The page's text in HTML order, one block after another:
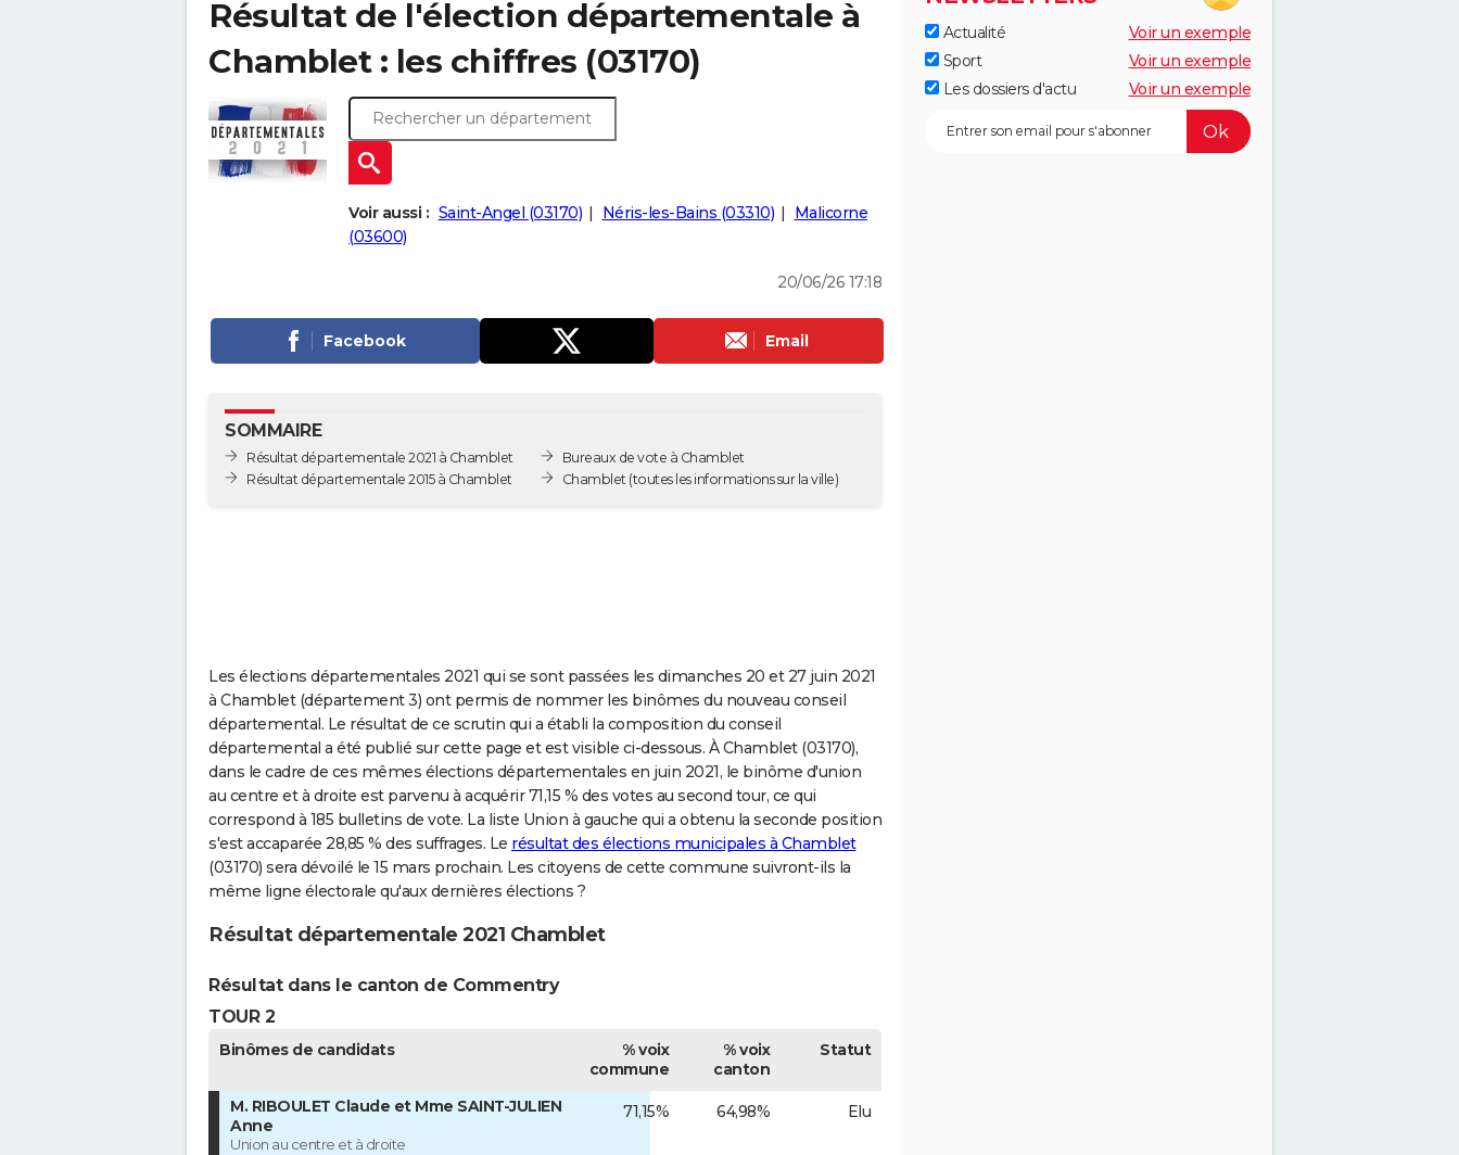
Résultat de l'élection départementale à
Chamblet : les chiffres (03170)
Voir aussi : Saint-Angel (03170) Néris-les-Bains (03310)
Malicorne
(03600)
20/06/26 17:18
Facebook Email
SOMMAIRE
Résultat départementale 2021 à Chamblet
Résultat départementale 2015 à Chamblet
Bureaux de vote à Chamblet
Chamblet (toutes les informations sur la ville)
Les élections départementales 2021 qui se sont passées les dimanches 20 et 27 juin 2021
à Chamblet (département 3) ont permis de nommer les binômes du nouveau conseil
départemental. Le résultat de ce scrutin qui a établi la composition du conseil
départemental a été publié sur cette page et est visible ci-dessous. À Chamblet (03170),
dans le cadre de ces mêmes élections départementales en juin 2021, le binôme d'union
au centre et à droite est parvenu à acquérir 71,15 % des votes au second tour, ce qui
correspond à 185 bulletins de vote. La liste Union à gauche qui a obtenu la seconde position
s'est accaparée 28,85 % des suffrages. Le résultat des élections municipales à Chamblet
(03170) sera dévoilé le 15 mars prochain. Les citoyens de cette commune suivront-ils la
même ligne électorale qu'aux dernières élections ?
Résultat départementale 2021 Chamblet
Résultat dans le canton de Commentry
TOUR 2
Binômes de candidats
% voix
commune
% voix
canton
Statut
M. RIBOULET Claude et Mme SAINT-JULIEN
Anne
Union au centre et à droite
71,15% 64,98% Elu
Actualité
Voir un exemple
Sport
Voir un exemple
Les dossiers d'actu
Voir un exemple